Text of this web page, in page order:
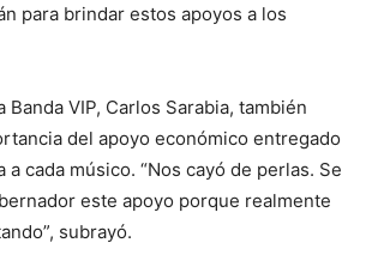
para brindar estos apoyos a los
Banda VIP, Carlos Sarabia, también
del apoyo económico entregado
a cada músico. “Nos cayó de perlas. Se
este apoyo porque realmente
subrayó.